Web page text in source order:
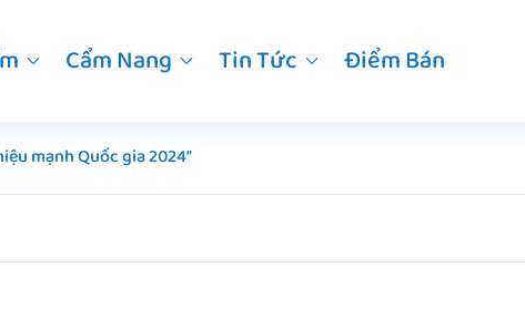
Cẩm Nang Tin Tức Điểm Bán
mạnh Quốc gia 2024”